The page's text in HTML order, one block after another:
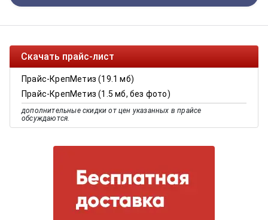
Скачать прайс-лист
Прайс-КрепМетиз (19.1 мб)
Прайс-КрепМетиз (1.5 мб, без фото)
дополнительные скидки от цен указанных в прайсе
обсуждаются.